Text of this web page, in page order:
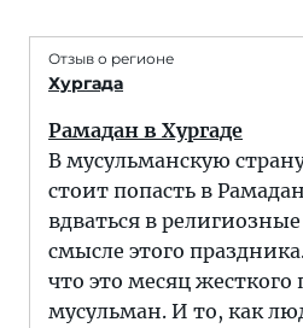
Отзыв о регионе
Хургада
Рамадан в Хургаде
В мусульманскую
стоит попасть в
вдваться в
смысле этого
что это месяц жесткого
мусульман. И то, как